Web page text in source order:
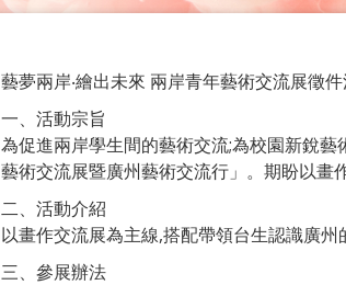
藝夢兩岸‧繪出未來 兩岸青年藝術交流展徵
一、活動宗旨
為促進兩岸學生間的藝術交流;為校園新銳
藝術交流展暨廣州藝術交流行」。期盼以畫
二、活動介紹
以畫作交流展為主線,搭配帶領台生認識廣
三、參展辦法